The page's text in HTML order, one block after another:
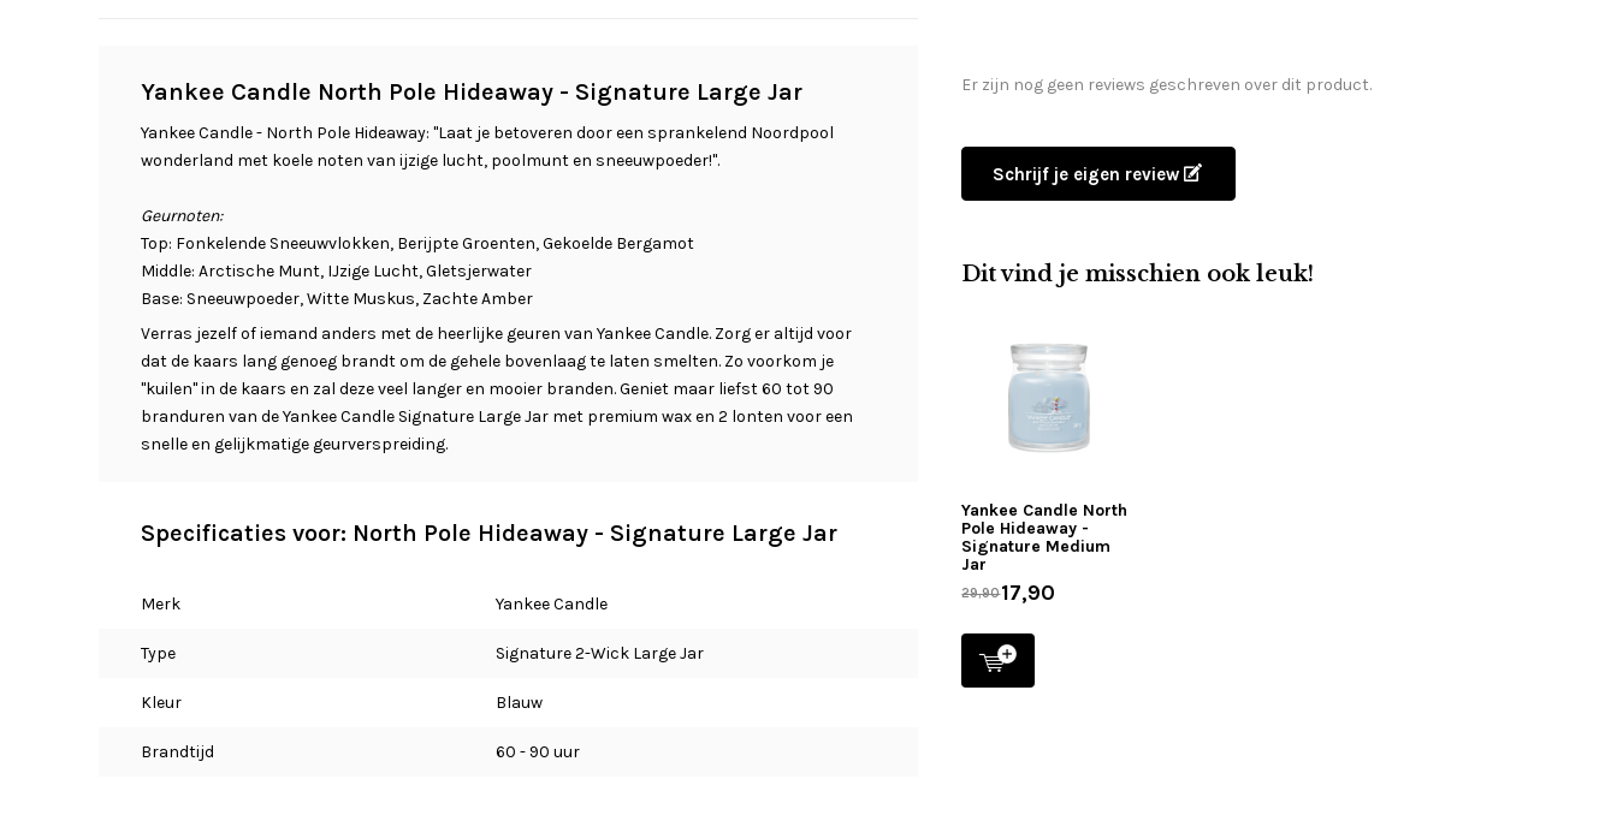
Yankee Candle North Pole Hideaway - Signature Large Jar
Yankee Candle - North Pole Hideaway: "Laat je betoveren door een sprankelend Noordpool
wonderland met koele noten van ijzige lucht, poolmunt en sneeuwpoeder!".
Geurnoten:
Top: Fonkelende Sneeuwvlokken, Berijpte Groenten, Gekoelde Bergamot
Middle: Arctische Munt, IJzige Lucht, Gletsjerwater
Base: Sneeuwpoeder, Witte Muskus, Zachte Amber
Verras jezelf of iemand anders met de heerlijke geuren van Yankee Candle. Zorg er altijd voor
dat de kaars lang genoeg brandt om de gehele bovenlaag te laten smelten. Zo voorkom je
"kuilen" in de kaars en zal deze veel langer en mooier branden. Geniet maar liefst 60 tot 90
branduren van de Yankee Candle Signature Large Jar met premium wax en 2 lonten voor een
snelle en gelijkmatige geurverspreiding.
Specificaties voor: North Pole Hideaway - Signature Large Jar
Merk Yankee Candle
Type Signature 2-Wick Large Jar
Kleur Blauw
Brandtijd 60 - 90 uur
Er zijn nog geen reviews geschreven over dit product.
Schrijf je eigen review
Dit vind je misschien ook leuk!
Yankee Candle North
Pole Hideaway -
Signature Medium
Jar
29,9017,90